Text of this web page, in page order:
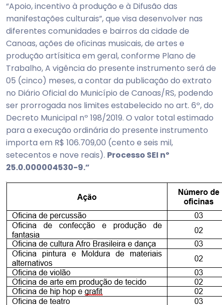
“Apoio, incentivo à produção e à Difusão das
manifestações culturais”, que visa desenvolver nas
diferentes comunidades e bairros da cidade de
Canoas, ações de oficinas musicais, de artes e
produção artísitica em geral, conforme Plano de
Trabalho, A vigência do presente instrumento será de
05 (cinco) meses, a contar da publicação do extrato
no Diário Oficial do Município de Canoas/RS, podendo
ser prorrogada nos limites estabelecido no art. 6º, do
Decreto Municipal nº 198/2019. O valor total estimado
para a execução ordinária do presente instrumento
importa em R$ 106.709,00 (cento e seis mil,
setecentos e nove reais). Processo SEI nº
25.0.000004530-9.”